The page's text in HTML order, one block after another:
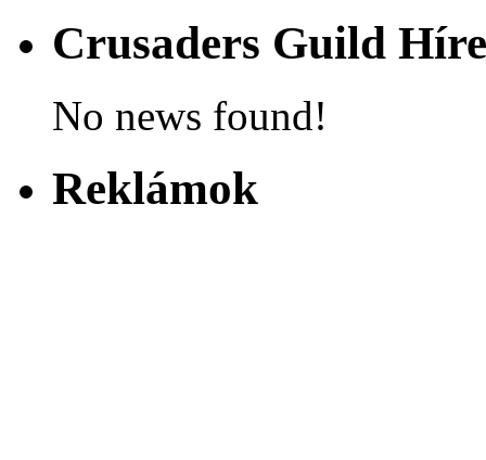
Crusaders Guild
No news found!
Reklámok